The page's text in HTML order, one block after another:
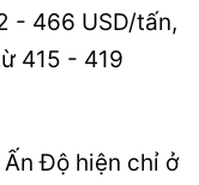
- 466 USD/tấn,
415 - 419
Độ hiện chỉ ở